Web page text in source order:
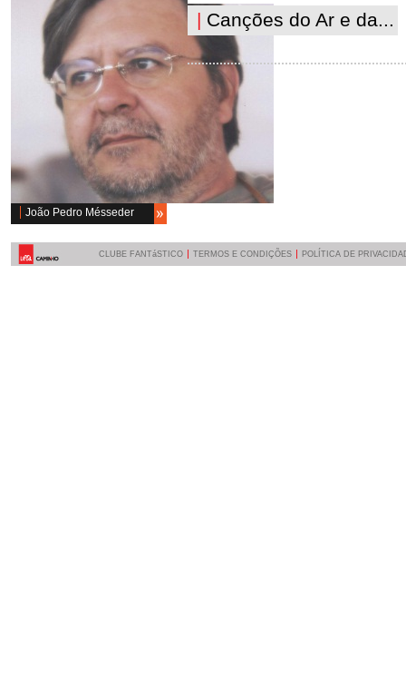
João Pedro Mésseder
| Canções do Ar e da...
CLUBE FANTáSTICO TERMOS E CONDIÇÕES POLÍTICA DE